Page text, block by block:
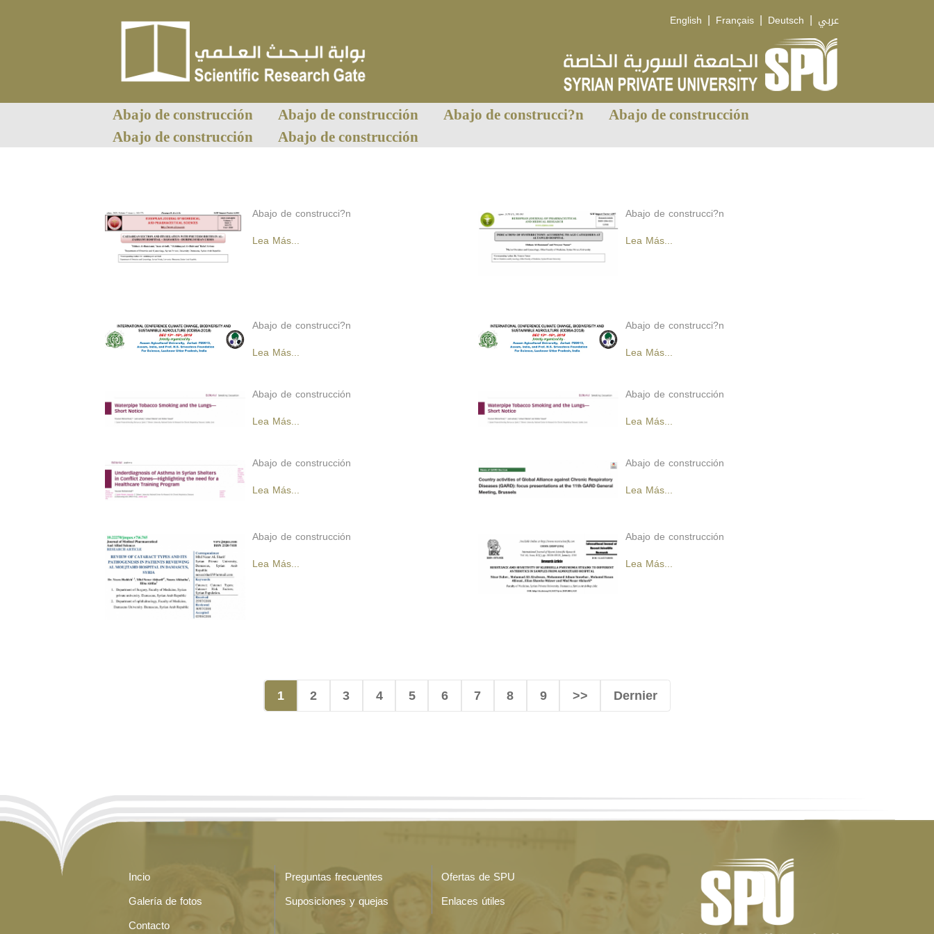
English | Français | Deutsch | عربي
Abajo de construcción Abajo de construcción Abajo de construcci?n
Abajo de construcción
Abajo de construcción
Abajo de construcción
Abajo de construcci?n
Lea Más...
Abajo de construcci?n
Lea Más...
Abajo de construcci?n
Lea Más...
Abajo de construcci?n
Lea Más...
Abajo de construcción
Lea Más...
Abajo de construcción
Lea Más...
Abajo de construcción
Lea Más...
Abajo de construcción
Lea Más...
Abajo de construcción
Lea Más...
Abajo de construcción
Lea Más...
1 2 3 4 5 6 7 8 9 >> Dernier
Incio Preguntas frecuentes
Ofertas de SPU
Galería de fotos
Suposiciones y quejas
Enlaces útiles
Contacto